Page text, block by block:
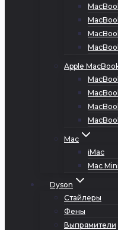
Apple
Mac
iMac
Mac Mini
Dyson
Стайлеры
Фены
Выпрямители